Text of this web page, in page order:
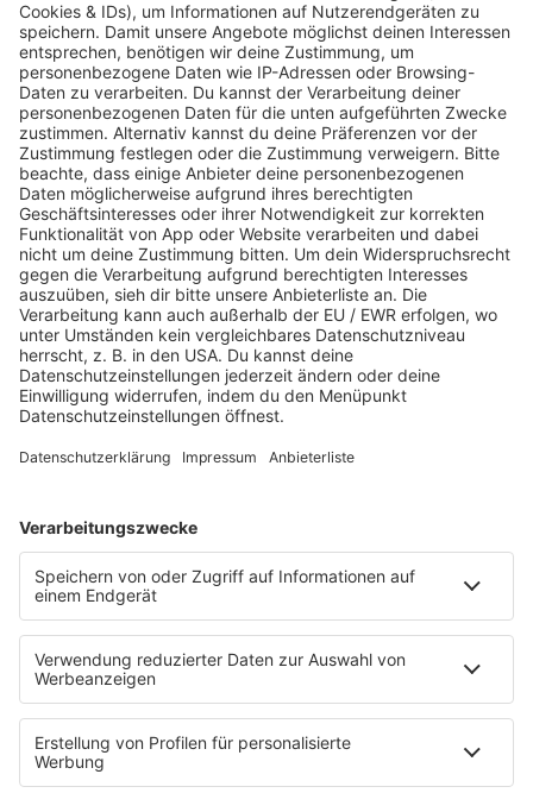
RADIO SALÜ
Saarlands bester Musikmix
www.salue.de»
PROGRAMM
Webradio & Stream
Titelsuche
Rocknews
Sound of Saarland
Live & Laut
Story
Fakten
FUN